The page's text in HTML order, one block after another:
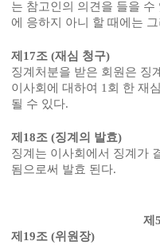
는 참고인의 의견을 들을 수
에 응하지 아니 할 때에는
제 17조(재심 청구)
징계처분을 받은 회원은 징
이사회에 대하여 1 회 한 재
될 수 있다.
제 18조(징계의 발효)
징계는 이사회에서 징계가
됨으로써 발효 된다.
제5
제 19조(위원장)